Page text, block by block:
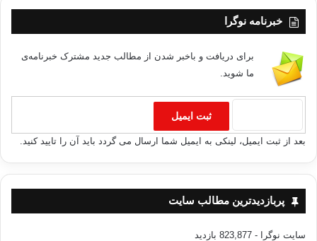
خبرنامه نوگرا
برای دریافت و باخبر شدن از مطالب جدید مشترک خبرنامه‌ی
ما شوید.
بعد از ثبت ایمیل، لینکی به ایمیل شما ارسال می گردد باید آن را تایید کنید.
پربازدیدترین مطالب سایت
سایت نوگرا - 823,877 بازدید